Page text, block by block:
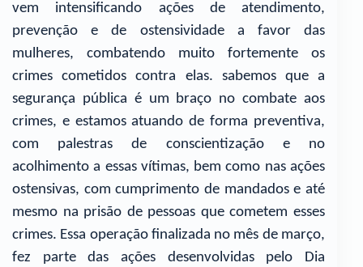
vem intensificando ações de atendimento,
prevenção e de ostensividade a favor das
mulheres, combatendo muito fortemente os
crimes cometidos contra elas. sabemos que a
segurança pública é um braço no combate aos
crimes, e estamos atuando de forma preventiva,
com palestras de conscientização e no
acolhimento a essas vítimas, bem como nas ações
ostensivas, com cumprimento de mandados e até
mesmo na prisão de pessoas que cometem esses
crimes. Essa operação finalizada no mês de março,
fez parte das ações desenvolvidas pelo Dia